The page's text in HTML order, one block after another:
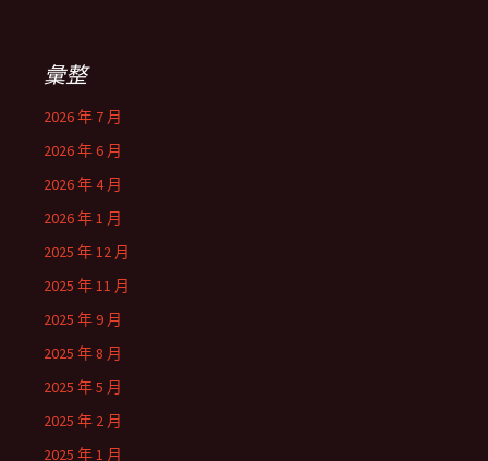
彙整
2026 年 7 月
2026 年 6 月
2026 年 4 月
2026 年 1 月
2025 年 12 月
2025 年 11 月
2025 年 9 月
2025 年 8 月
2025 年 5 月
2025 年 2 月
2025 年 1 月